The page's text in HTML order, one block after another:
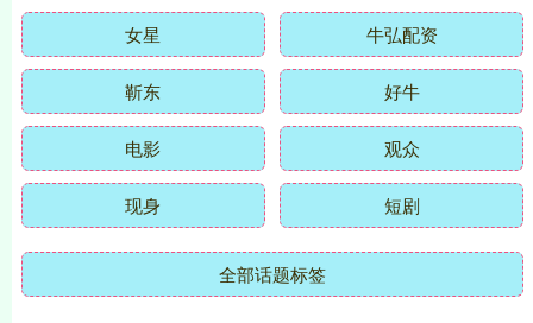
女星 牛弘配资
靳东 好牛
电影 观众
现身 短剧
全部话题标签